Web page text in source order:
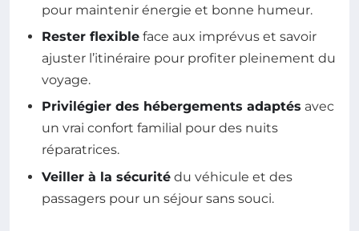
pour maintenir énergie et bonne humeur.
Rester flexible face aux imprévus et savoir
ajuster l’itinéraire pour profiter pleinement du
voyage.
Privilégier des hébergements adaptés avec
un vrai confort familial pour des nuits
réparatrices.
Veiller à la sécurité du véhicule et des
passagers pour un séjour sans souci.